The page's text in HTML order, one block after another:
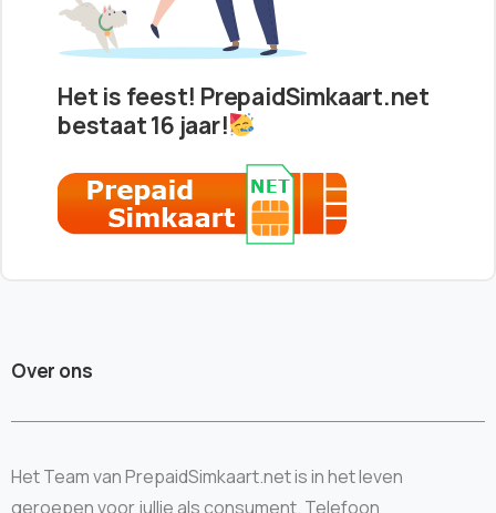
Het is feest! PrepaidSimkaart.net
bestaat 16 jaar!
Over ons
Het Team van PrepaidSimkaart.net is in het leven
geroepen voor jullie als consument. Telefoon